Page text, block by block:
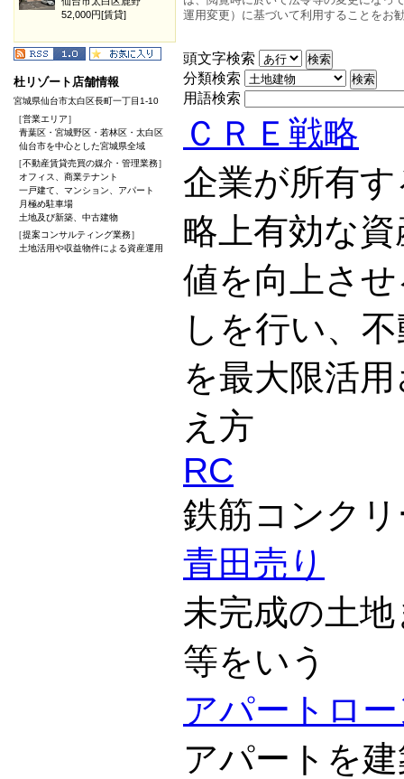
運用変更）に基づいて利用することをお
頭文字検索
分類検索
用語検索
ＣＲＥ戦略
企業が所有
略上有効な
値を向上さ
しを行い、
を最大限活
え方
RC
鉄筋コンク
青田売り
未完成の土
等をいう
アパートロ
アパートを
52,000円[賃貸]
杜リゾート店舗情報
宮城県仙台市太白区長町一丁目1-10
［営業エリア］
青葉区・宮城野区・若林区・太白区
仙台市を中心とした宮城県全域
［不動産賃貸売買の媒介・管理業務］
オフィス、商業テナント
一戸建て、マンション、アパート
月極め駐車場
土地及び新築、中古建物
［提案コンサルティング業務］
土地活用や収益物件による資産運用